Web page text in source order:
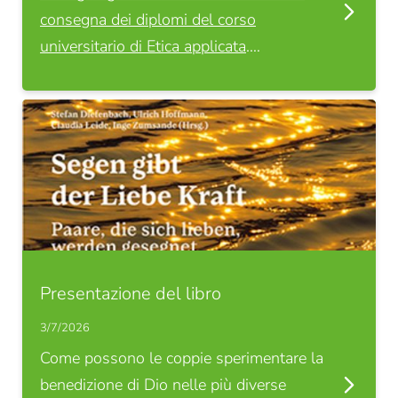
consegna dei diplomi del corso
universitario di Etica applicata.…
Presentazione del libro
3/7/2026
Come possono le coppie sperimentare la
benedizione di Dio nelle più diverse